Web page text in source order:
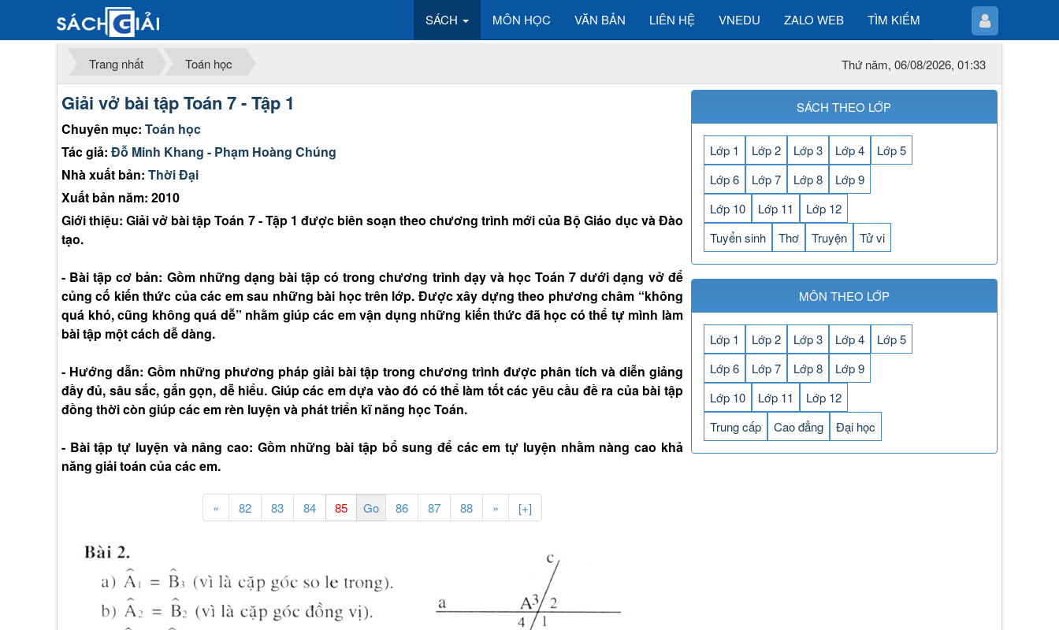
SÁCH MÔN HỌC VĂN BẢN LIÊN HỆ VNEDU ZALO WEB TÌM KIẾM
Trang nhất Toán học Thứ năm, 06/08/2026, 01:33
Giải vở bài tập Toán 7 - Tập 1
Chuyên mục: Toán học
Tác giả: Đỗ Minh Khang - Phạm Hoàng Chúng
Nhà xuất bản: Thời Đại
Xuất bản năm: 2010
Giới thiệu: Giải vở bài tập Toán 7 - Tập 1 được biên soạn theo chương trình mới của Bộ Giáo dục và Đào
tạo.
- Bài tập cơ bản: Gồm những dạng bài tập có trong chương trình dạy và học Toán 7 dưới dạng vở để
củng cố kiến thức của các em sau những bài học trên lớp. Được xây dựng theo phương châm “không
quá khó, cũng không quá dễ” nhằm giúp các em vận dụng những kiến thức đã học có thể tự mình làm
bài tập một cách dễ dàng.
- Hướng dẫn: Gồm những phương pháp giải bài tập trong chương trình được phân tích và diễn giảng
đầy đủ, sâu sắc, gắn gọn, dễ hiểu. Giúp các em dựa vào đó có thể làm tốt các yêu cầu đề ra của bài tập
đồng thời còn giúp các em rèn luyện và phát triển kĩ năng học Toán.
- Bài tập tự luyện và nâng cao: Gồm những bài tập bổ sung để các em tự luyện nhằm nàng cao khả
năng giải toán của các em.
« 82 83 84 86 87 88 » [+]
SÁCH THEO LỚP
Lớp 1 Lớp 2 Lớp 3 Lớp 4
Lớp 5
Lớp 6
Lớp 7 Lớp 8
Lớp 9
Lớp 10
Lớp 11
Lớp 12
Tuyển sinh
Thơ Truyện Tử vi
MÔN THEO LỚP
Lớp 1 Lớp 2 Lớp 3 Lớp 4
Lớp 5
Lớp 6
Lớp 7 Lớp 8
Lớp 9
Lớp 10
Lớp 11
Lớp 12
Trung cấp
Cao đẳng Đại học